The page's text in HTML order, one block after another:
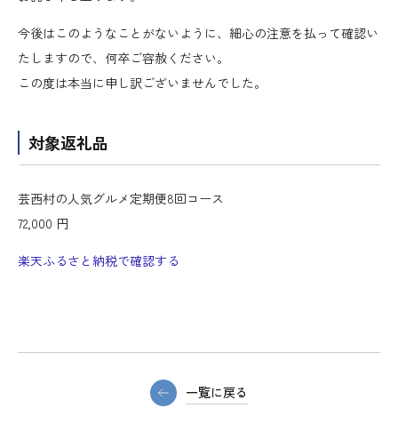
今後はこのようなことがないように、細心の注意を払って確認い
たしますので、何卒ご容赦ください。
この度は本当に申し訳ございませんでした。
対象返礼品
芸西村の人気グルメ定期便8回コース
72,000 円
楽天ふるさと納税で確認する
一覧に戻る